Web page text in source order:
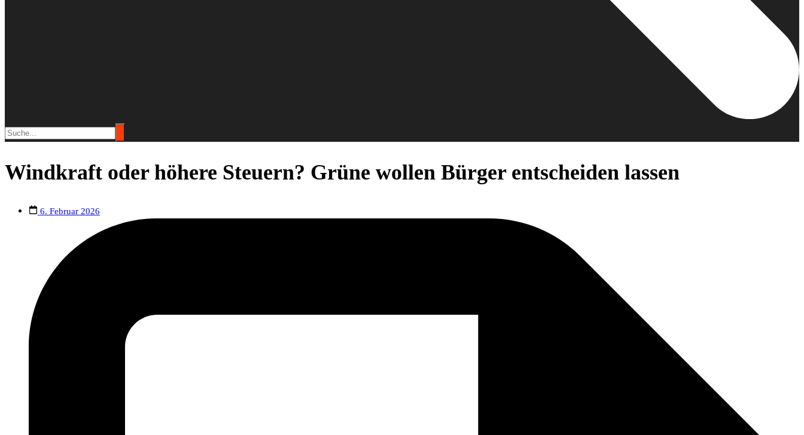
Windkraft oder höhere Steuern? Grüne wollen Bürger entscheiden lassen
6. Februar 2026